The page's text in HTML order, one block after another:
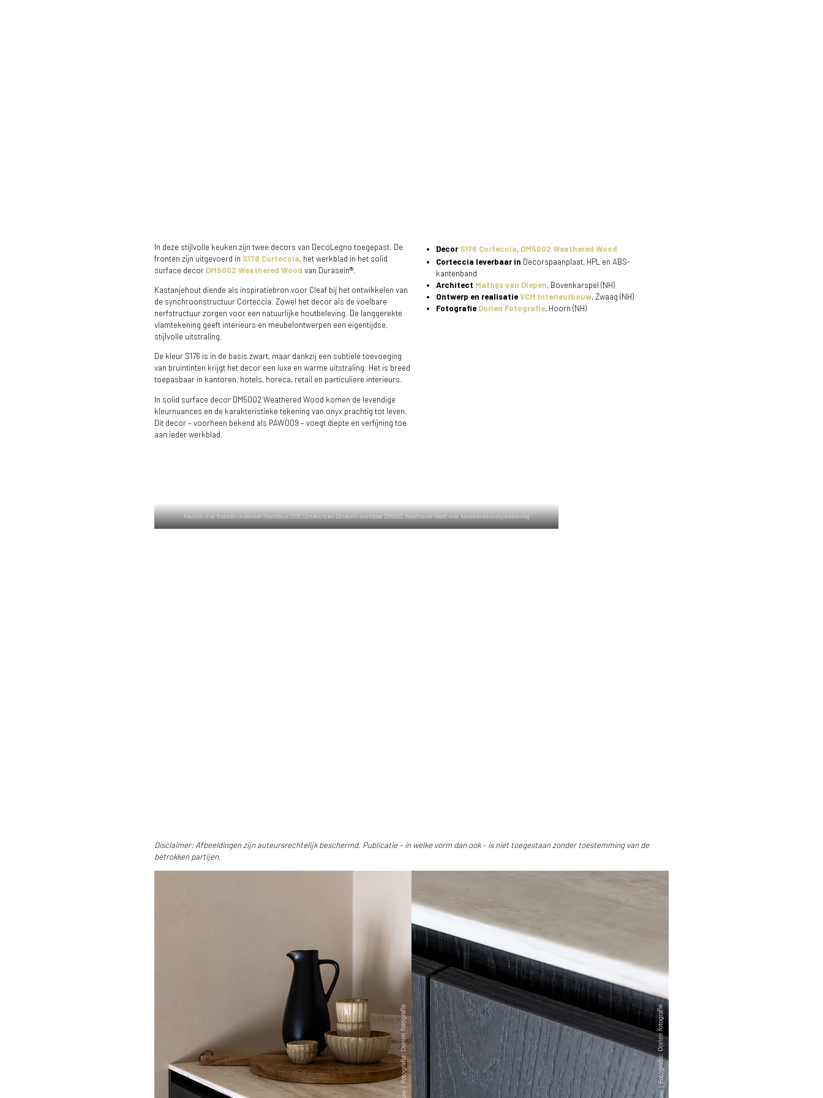
In deze stijlvolle keuken zijn twee decors van DecoLegno toegepast. De
fronten zijn uitgevoerd in S176 Corteccia, het werkblad in het solid
surface decor DM5002 Weathered Wood van Durasein®.
Kastanjehout diende als inspiratiebron voor Cleaf bij het ontwikkelen van
de synchroonstructuur Corteccia. Zowel het decor als de voelbare
nerfstructuur zorgen voor een natuurlijke houtbeleving. De langgerekte
vlamtekening geeft interieurs en meubelontwerpen een eigentijdse,
stijlvolle uitstraling.
De kleur S176 is in de basis zwart, maar dankzij een subtiele toevoeging
van bruintinten krijgt het decor een luxe en warme uitstraling. Het is breed
toepasbaar in kantoren, hotels, horeca, retail en particuliere interieurs.
In solid surface decor DM5002 Weathered Wood komen de levendige
kleurnuances en de karakteristieke tekening van onyx prachtig tot leven.
Dit decor – voorheen bekend als PAW009 – voegt diepte en verfijning toe
aan ieder werkblad.
Decor S176 Corteccia, DM5002 Weathered Wood
Corteccia leverbaar in Decorspaanplaat, HPL en ABS-
kantenband
Architect Mathijs van Diepen, Bovenkarspel (NH)
Ontwerp en realisatieVCM Interieurbouw, Zwaag (NH)
Fotografie Dorien Fotografie, Hoorn (NH)
Keuken met fronten in donker houtdecor S176 Corteccia en Durasein werkblad DM5002 Weathered Wood met karaktervolle onyxtekening
Disclaimer: Afbeeldingen zijn auteursrechtelijk beschermd. Publicatie – in welke vorm dan ook – is niet toegestaan zonder toestemming van de
betrokken partijen.